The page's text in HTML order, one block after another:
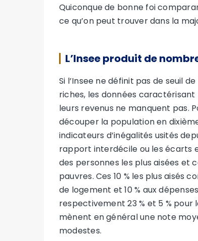
Quiconque de bonne foi
ce qu’on peut trouver dans la
L’Insee produit de
Si l’Insee ne définit pas de seuil
riches, les données caractérisant
leurs revenus ne manquent pas.
découper la population en
indicateurs d’inégalités usités
rapport interdécile ou les écarts
des personnes les plus aisées et
pauvres. Ces 10 % les plus aisés
de logement et 10 % aux
respectivement 23 % et 5 % pour
mènent en général une note
modestes.